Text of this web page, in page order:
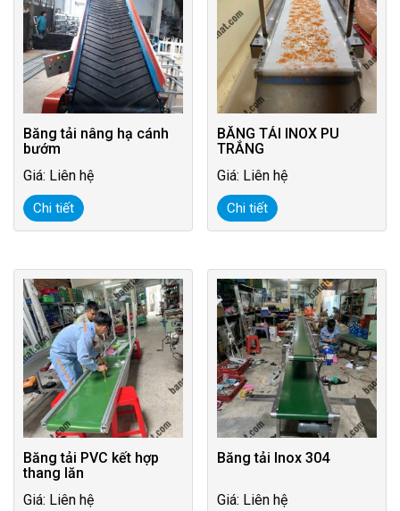
Băng tải nâng hạ cánh
bướm
Giá: Liên hệ
Chi tiết
BĂNG TẢI INOX PU
TRẮNG
Giá: Liên hệ
Chi tiết
Băng tải PVC kết hợp
thang lăn
Giá: Liên hệ
Băng tải Inox 304
Giá: Liên hệ